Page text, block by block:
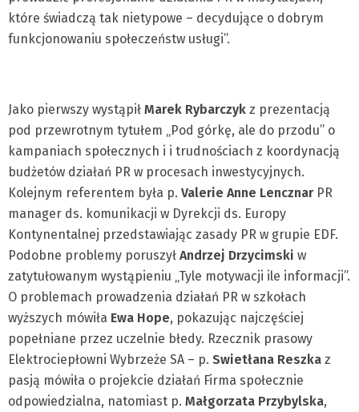
które świadczą tak nietypowe – decydujące o dobrym
funkcjonowaniu społeczeństw usługi”.
Jako pierwszy wystąpił Marek Rybarczyk z prezentacją
pod przewrotnym tytułem „Pod górkę, ale do przodu” o
kampaniach społecznych i i trudnościach z koordynacją
budżetów działań PR w procesach inwestycyjnych.
Kolejnym referentem była p. Valerie Anne LencznarPR
manager ds. komunikacji w Dyrekcji ds. Europy
Kontynentalnej przedstawiając zasady PR w grupie EDF.
Podobne problemy poruszył Andrzej Drzycimski w
zatytułowanym wystąpieniu „Tyle motywacji ile informacji”.
O problemach prowadzenia działań PR w szkołach
wyższych mówiła Ewa Hope, pokazując najczęściej
popełniane przez uczelnie błedy. Rzecznik prasowy
Elektrociepłowni Wybrzeże SA – p. Swietłana Reszka z
pasją mówiła o projekcie działań Firma społecznie
odpowiedzialna, natomiast p. Małgorzata Przybylska,